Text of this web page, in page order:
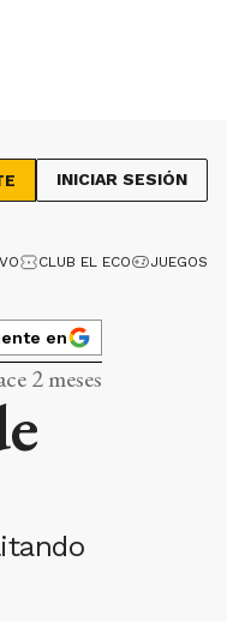
INICIAR SESIÓN
CLUB EL ECO JUEGOS
en
2 meses